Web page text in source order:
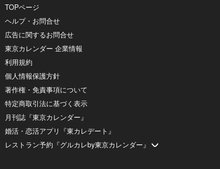
TOPページ
ヘルプ・お問合せ
広告に関するお問合せ
東京カレンダー 企業情報
利用規約
個人情報保護方針
著作権・免責事項について
特定商取引法に基づく表示
月刊誌『東京カレンダー』
婚活・恋活アプリ『東カレデート』
レストラン予約『グルカレby東京カレンダー』